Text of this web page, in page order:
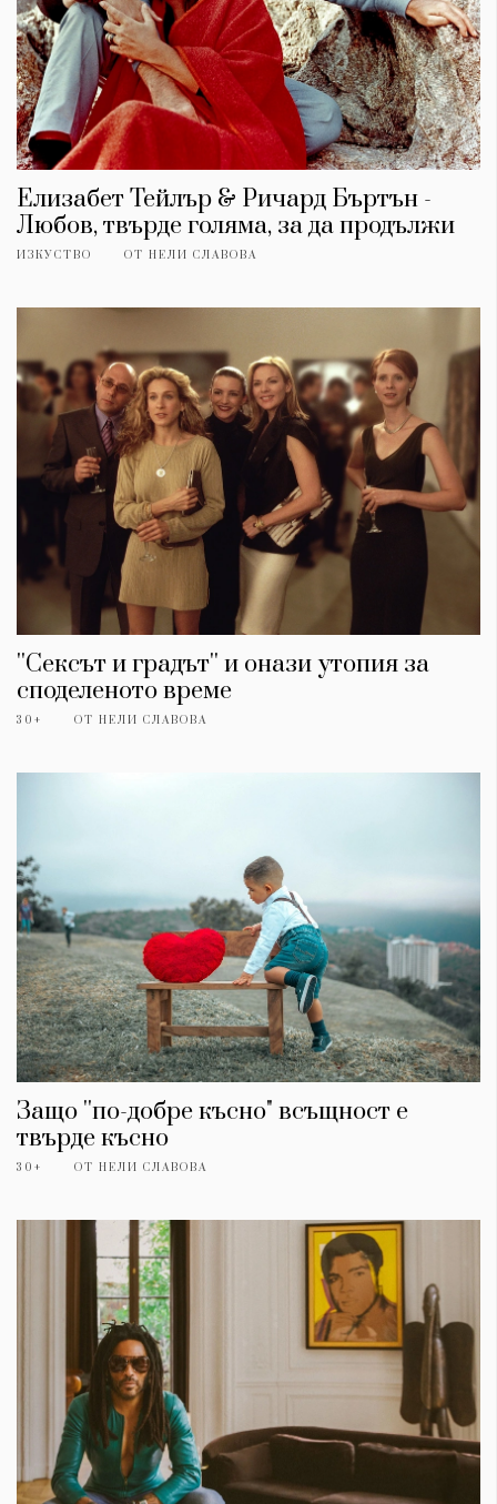
Елизабет Тейлър & Ричард Бъртън -
Любов, твърде голяма, за да продължи
ИЗКУСТВО ОТ НЕЛИ СЛАВОВА
''Сексът и градът'' и онази утопия за
споделеното време
30+ ОТ НЕЛИ СЛАВОВА
Защо ''по-добре късно" всъщност е
твърде късно
30+ ОТ НЕЛИ СЛАВОВА